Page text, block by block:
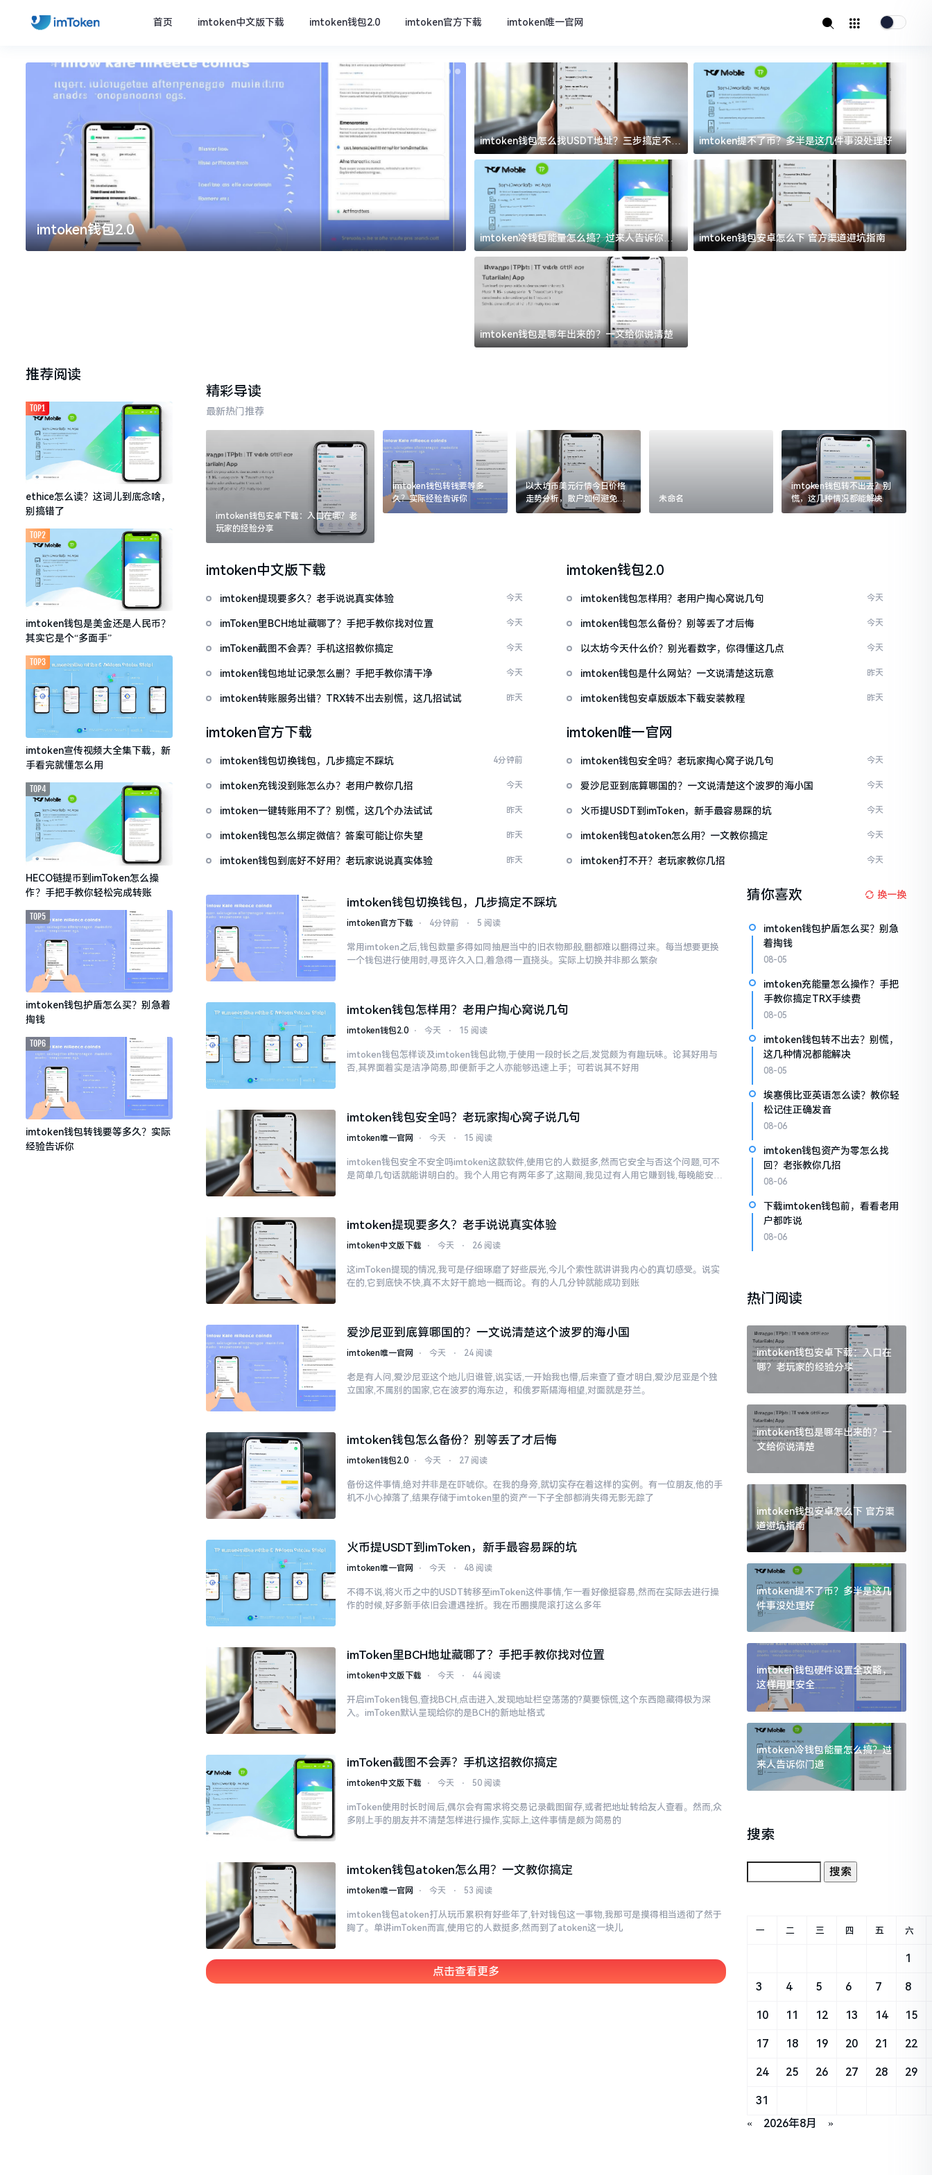
首页 imtoken中文版下载 imtoken钱包2.0 imtoken官方下载 imtoken唯一官网
imtoken钱包2.0 imtoken官方下载
imtoken钱包怎么找USDT地址？三步搞定不踩
坑
imtoken提不了币？多半是这几件事没处理好
imtoken冷钱包能量怎么搞？过来人告诉你门
道
imtoken钱包安卓怎么下 官方渠道避坑指南
imtoken钱包是哪年出来的？一文给你说清楚
推荐阅读
ethice怎么读？这词儿到底念啥，
别搞错了
TOP1
imtoken钱包是美金还是人民币？
其实它是个“多面手”
TOP2
imtoken宣传视频大全集下载，新
手看完就懂怎么用
TOP3
HECO链提币到imToken怎么操
作？手把手教你轻松完成转账
TOP4
imtoken钱包护盾怎么买？别急着
掏钱
TOP5
imtoken钱包转钱要等多久？实际
经验告诉你
TOP6
精彩导读
最新热门推荐
imtoken钱包安卓下载：入口在哪？老
玩家的经验分享
imtoken钱包转钱要等多
久？实际经验告诉你
以太坊币美元行情今日价格
走势分析，散户如何避免追
涨杀跌被套牢
未命名
imtoken钱包转不出去？别
慌，这几种情况都能解决
imtoken中文版下载
imtoken提现要多久？老手说说真实体验 今天
imToken里BCH地址藏哪了？手把手教你找对位置 今天
imToken截图不会弄？手机这招教你搞定 今天
imtoken钱包地址记录怎么删？手把手教你清干净 今天
imtoken转账服务出错？TRX转不出去别慌，这几招试试 昨天
imtoken钱包2.0
imtoken钱包怎样用？老用户掏心窝说几句 今天
imtoken钱包怎么备份？别等丢了才后悔 今天
以太坊今天什么价？别光看数字，你得懂这几点 今天
imtoken钱包是什么网站？一文说清楚这玩意 昨天
imtoken钱包安卓版版本下载安装教程 昨天
imtoken官方下载
imtoken钱包切换钱包，几步搞定不踩坑 4分钟前
imtoken充钱没到账怎么办？老用户教你几招 今天
imtoken一键转账用不了？别慌，这几个办法试试 昨天
imtoken钱包怎么绑定微信？答案可能让你失望 昨天
imtoken钱包到底好不好用？老玩家说说真实体验 昨天
imtoken唯一官网
imtoken钱包安全吗？老玩家掏心窝子说几句 今天
爱沙尼亚到底算哪国的？一文说清楚这个波罗的海小国 今天
火币提USDT到imToken，新手最容易踩的坑 今天
imtoken钱包atoken怎么用？一文教你搞定 今天
imtoken打不开？老玩家教你几招 今天
imtoken钱包切换钱包，几步搞定不踩坑
imtoken官方下载 ⋅ 4分钟前 ⋅ 5 阅读
常用imtoken之后,钱包数量多得如同抽屉当中的旧衣物那般,翻都难以翻得过来。每当想要更换
一个钱包进行使用时,寻觅许久入口,着急得一直挠头。实际上切换并非那么繁杂
imtoken钱包怎样用？老用户掏心窝说几句
imtoken钱包2.0 ⋅ 今天 ⋅ 15 阅读
imtoken钱包怎样谈及imtoken钱包此物,于使用一段时长之后,发觉颇为有趣玩味。论其好用与
否,其界面着实是洁净简易,即便新手之人亦能够迅速上手；可若说其不好用
imtoken钱包安全吗？老玩家掏心窝子说几句
imtoken唯一官网 ⋅ 今天 ⋅ 15 阅读
imtoken钱包安全不安全吗imtoken这款软件,使用它的人数挺多,然而它安全与否这个问题,可不
是简单几句话就能讲明白的。我个人用它有两年多了,这期间,我见过有人用它赚到钱,每晚能安稳
imtoken提现要多久？老手说说真实体验
imtoken中文版下载 ⋅ 今天 ⋅ 26 阅读
这imToken提现的情况,我可是仔细琢磨了好些辰光,今儿个索性就讲讲我内心的真切感受。说实
在的,它到底快不快,真不太好干脆地一概而论。有的人几分钟就能成功到账
爱沙尼亚到底算哪国的？一文说清楚这个波罗的海小国
imtoken唯一官网 ⋅ 今天 ⋅ 24 阅读
老是有人问,爱沙尼亚这个地儿归谁管,说实话,一开始我也懵,后来查了查才明白,爱沙尼亚是个独
立国家,不属别的国家,它在波罗的海东边，和俄罗斯隔海相望,对面就是芬兰。
imtoken钱包怎么备份？别等丢了才后悔
imtoken钱包2.0 ⋅ 今天 ⋅ 27 阅读
备份这件事情,绝对并非是在吓唬你。在我的身旁,就切实存在着这样的实例。有一位朋友,他的手
机不小心掉落了,结果存储于imtoken里的资产一下子全部都消失得无影无踪了
火币提USDT到imToken，新手最容易踩的坑
imtoken唯一官网 ⋅ 今天 ⋅ 48 阅读
不得不说,将火币之中的USDT转移至imToken这件事情,乍一看好像挺容易,然而在实际去进行操
作的时候,好多新手依旧会遭遇挫折。我在币圈摸爬滚打这么多年
imToken里BCH地址藏哪了？手把手教你找对位置
imtoken中文版下载 ⋅ 今天 ⋅ 44 阅读
开启imToken钱包,查找BCH,点击进入,发现地址栏空荡荡的?莫要惊慌,这个东西隐藏得极为深
入。imToken默认呈现给你的是BCH的新地址格式
imToken截图不会弄？手机这招教你搞定
imtoken中文版下载 ⋅ 今天 ⋅ 50 阅读
imToken使用时长时间后,偶尔会有需求将交易记录截图留存,或者把地址转给友人查看。然而,众
多刚上手的朋友并不清楚怎样进行操作,实际上,这件事情是颇为简易的
imtoken钱包atoken怎么用？一文教你搞定
imtoken唯一官网 ⋅ 今天 ⋅ 53 阅读
imtoken钱包atoken打从玩币累积有好些年了,针对钱包这一事物,我那可是摸得相当透彻了然于
胸了。单讲imToken而言,使用它的人数挺多,然而到了atoken这一块儿
点击查看更多
猜你喜欢 换一换
imtoken钱包护盾怎么买？别急
着掏钱
08-05
imtoken充能量怎么操作？手把
手教你搞定TRX手续费
08-05
imtoken钱包转不出去？别慌，
这几种情况都能解决
08-05
埃塞俄比亚英语怎么读？教你轻
松记住正确发音
08-06
imtoken钱包资产为零怎么找
回？老张教你几招
08-06
下载imtoken钱包前，看看老用
户都咋说
08-06
热门阅读
imtoken钱包安卓下载：入口在
哪？老玩家的经验分享
imtoken钱包是哪年出来的？一
文给你说清楚
imtoken钱包安卓怎么下 官方渠
道避坑指南
imtoken提不了币？多半是这几
件事没处理好
imtoken钱包硬件设置全攻略，
这样用更安全
imtoken冷钱包能量怎么搞？过
来人告诉你门道
搜索
« 2026年8月 »
一 二 三 四 五 六
1
3 4 5 6 7 8
10 11 12 13 14 15
17 18 19 20 21 22
24 25 26 27 28 29
31